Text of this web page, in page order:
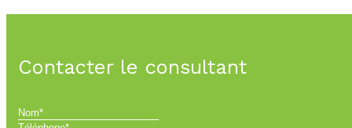
Contacter le consultant
Nom*